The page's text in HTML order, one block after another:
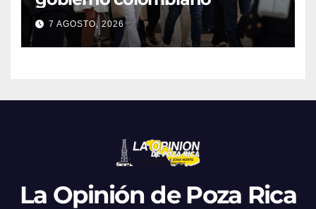
7 AGOSTO, 2026
La Opinión de Poza Rica